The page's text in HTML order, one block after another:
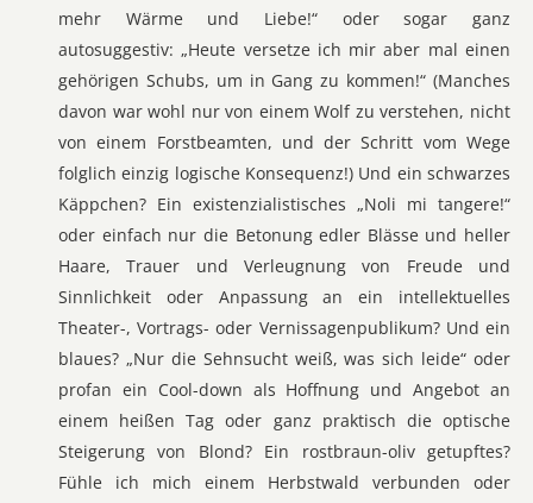
mehr Wärme und Liebe!“ oder sogar ganz
autosuggestiv: „Heute versetze ich mir aber mal einen
gehörigen Schubs, um in Gang zu kommen!“ (Manches
davon war wohl nur von einem Wolf zu verstehen, nicht
von einem Forstbeamten, und der Schritt vom Wege
folglich einzig logische Konsequenz!) Und ein schwarzes
Käppchen? Ein existenzialistisches „Noli mi tangere!“
oder einfach nur die Betonung edler Blässe und heller
Haare, Trauer und Verleugnung von Freude und
Sinnlichkeit oder Anpassung an ein intellektuelles
Theater-, Vortrags- oder Vernissagenpublikum? Und ein
blaues? „Nur die Sehnsucht weiß, was sich leide“ oder
profan ein Cool-down als Hoffnung und Angebot an
einem heißen Tag oder ganz praktisch die optische
Steigerung von Blond? Ein rostbraun-oliv getupftes?
Fühle ich mich einem Herbstwald verbunden oder